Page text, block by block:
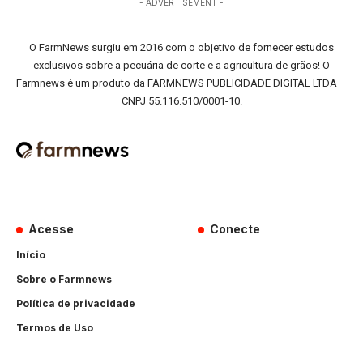
- ADVERTISEMENT -
O FarmNews surgiu em 2016 com o objetivo de fornecer estudos
exclusivos sobre a pecuária de corte e a agricultura de grãos! O
Farmnews é um produto da FARMNEWS PUBLICIDADE DIGITAL LTDA –
CNPJ 55.116.510/0001-10.
Acesse
Início
Sobre o Farmnews
Política de privacidade
Termos de Uso
Conecte